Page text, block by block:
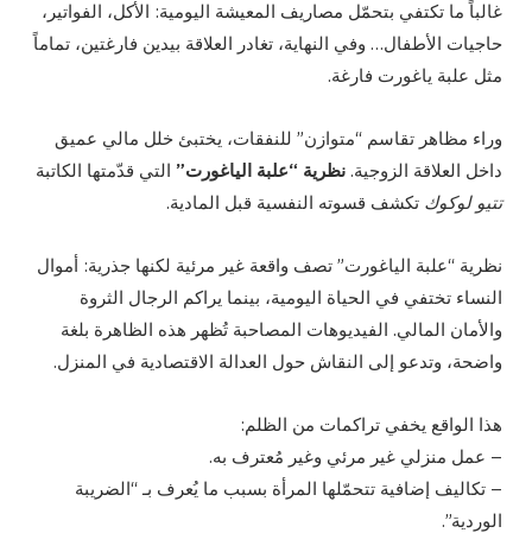
غالباً ما تكتفي بتحمّل مصاريف المعيشة اليومية: الأكل، الفواتير،
حاجيات الأطفال… وفي النهاية، تغادر العلاقة بيدين فارغتين، تماماً
مثل علبة ياغورت فارغة.
وراء مظاهر تقاسم “متوازن” للنفقات، يختبئ خلل مالي عميق
داخل العلاقة الزوجية. نظرية “علبة الياغورت” التي قدّمتها الكاتبة
تتيو لوكوك تكشف قسوته النفسية قبل المادية.
نظرية “علبة الياغورت” تصف واقعة غير مرئية لكنها جذرية: أموال
النساء تختفي في الحياة اليومية، بينما يراكم الرجال الثروة
والأمان المالي. الفيديوهات المصاحبة تُظهر هذه الظاهرة بلغة
واضحة، وتدعو إلى النقاش حول العدالة الاقتصادية في المنزل.
هذا الواقع يخفي تراكمات من الظلم:
– عمل منزلي غير مرئي وغير مُعترف به.
– تكاليف إضافية تتحمّلها المرأة بسبب ما يُعرف بـ “الضريبة
الوردية”.